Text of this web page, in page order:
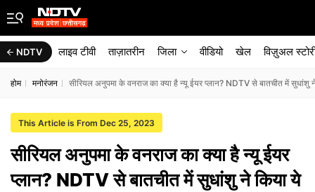
NDTV लाइव टीवी ताज़ातरीन जिला वीडियो खेल विज़ुअल
होम मनोरंजन सीरियल अनुपमा के वनराज का क्या है न्यू ईयर प्लान? NDTV से बातचीत में सुधांशु
This Article is From Dec 25, 2023
सीरियल अनुपमा के वनराज का क्या है न्यू ईयर
प्लान? NDTV से बातचीत में सुधांशु ने किया ये